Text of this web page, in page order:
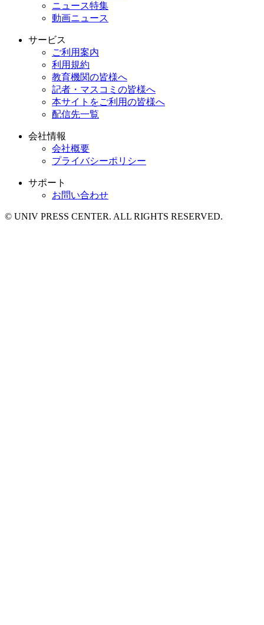
ニュース特集
動画ニュース
サービス
ご利用案内
利用規約
教育機関の皆様へ
記者・マスコミの皆様へ
本サイトをご利用の皆様へ
配信先一覧
会社情報
会社概要
プライバシーポリシー
サポート
お問い合わせ
© UNIV PRESS CENTER. ALL RIGHTS RESERVED.